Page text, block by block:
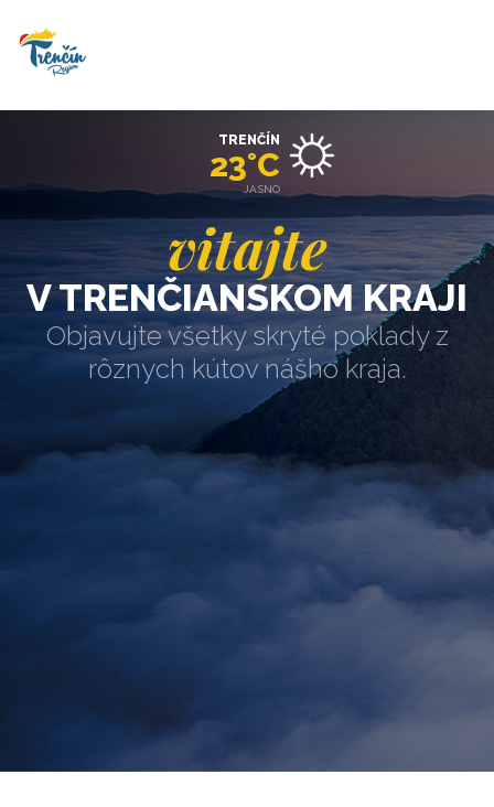
vitajte
V TRENČIANSKOM KRAJI
Objavujte všetky skryté poklady z
rôznych kútov nášho kraja.
TRENČÍN
23°C
JASNO